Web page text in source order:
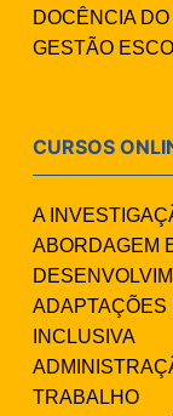
DOCÊNCIA
GESTÃO
CURSOS
A
ABORDAGEM
ADAPTAÇÕES
INCLUSIVA
TRABALHO